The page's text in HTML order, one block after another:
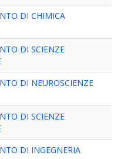
DI CHIMICA
DI SCIENZE
DI NEUROSCIENZE
DI SCIENZE
DI INGEGNERIA